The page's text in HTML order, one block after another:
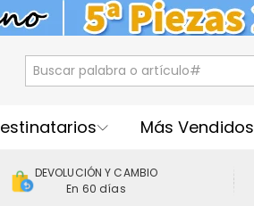
Más Vendidos
DEVOLUCIÓN Y CAMBIO
En 60 días